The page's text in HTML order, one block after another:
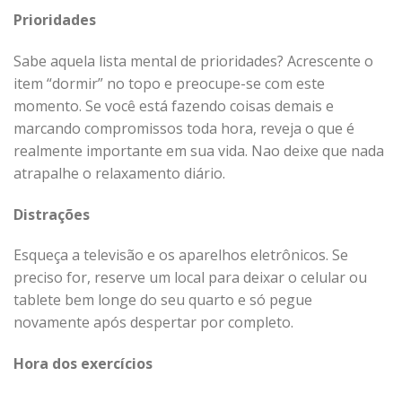
Prioridades
Sabe aquela lista mental de prioridades? Acrescente o
item “dormir” no topo e preocupe-se com este
momento. Se você está fazendo coisas demais e
marcando compromissos toda hora, reveja o que é
realmente importante em sua vida. Nao deixe que nada
atrapalhe o relaxamento diário.
Distrações
Esqueça a televisão e os aparelhos eletrônicos. Se
preciso for, reserve um local para deixar o celular ou
tablete bem longe do seu quarto e só pegue
novamente após despertar por completo.
Hora dos exercícios